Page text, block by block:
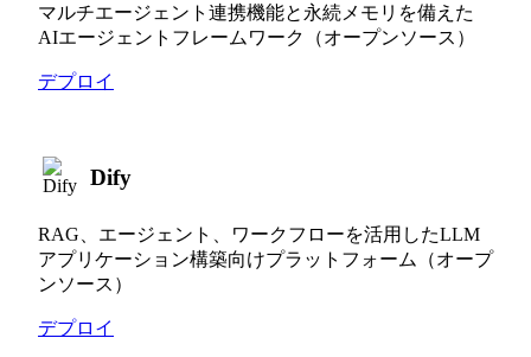
マルチエージェント連携機能と永続メモリを備えた
AIエージェントフレームワーク（オープンソース）
デプロイ
Dify
RAG、エージェント、ワークフローを活用したLLM
アプリケーション構築向けプラットフォーム（オープ
ンソース）
デプロイ